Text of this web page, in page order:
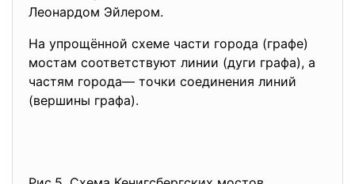
Леонардом Эйлером.
На упрощённой схеме части города (графе)
мостам соответствуют линии (дуги графа), а
частям города— точки соединения линий
(вершины графа).